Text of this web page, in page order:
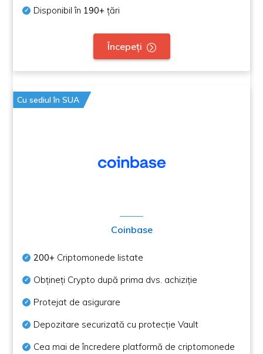
Disponibil în 190+ țări
Începeți
Cu sediul în SUA
Coinbase
200+ Criptomonede listate
Obțineți Crypto după prima dvs. achiziție
Protejat de asigurare
Depozitare securizată cu protecție Vault
Cea mai de încredere platformă de criptomonede